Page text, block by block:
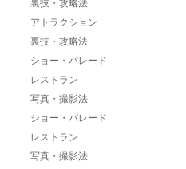
裏技・攻略法
アトラクション
裏技・攻略法
ショー・パレード
レストラン
写真・撮影法
ショー・パレード
レストラン
写真・撮影法